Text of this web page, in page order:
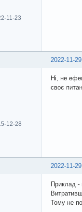
11-23
2022-11-
12-28
Ні, не
своє
2022-11-
Приклад -
Тому не